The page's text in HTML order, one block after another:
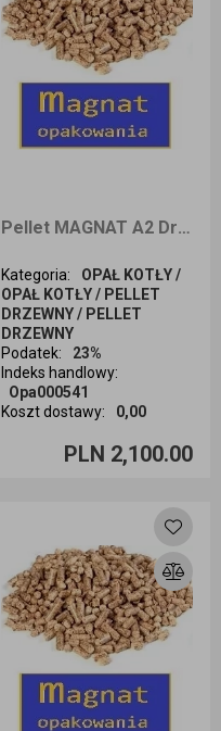
Pellet MAGNAT A2 Drzewny 6mm 1050kg dostawa Kraków i okolice
Kategoria:
OPAŁ KOTŁY /
OPAŁ KOTŁY / PELLET
DRZEWNY / PELLET
DRZEWNY
Podatek:
23%
Indeks handlowy:
Opa000541
Koszt dostawy: 0,00
PLN 2,100.00
Ilość sztuk